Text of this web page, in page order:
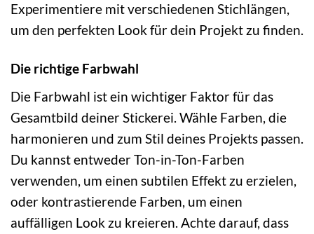
Experimentiere mit verschiedenen Stichlängen,
um den perfekten Look für dein Projekt zu finden.
Die richtige Farbwahl
Die Farbwahl ist ein wichtiger Faktor für das
Gesamtbild deiner Stickerei. Wähle Farben, die
harmonieren und zum Stil deines Projekts passen.
Du kannst entweder Ton-in-Ton-Farben
verwenden, um einen subtilen Effekt zu erzielen,
oder kontrastierende Farben, um einen
auffälligen Look zu kreieren. Achte darauf, dass